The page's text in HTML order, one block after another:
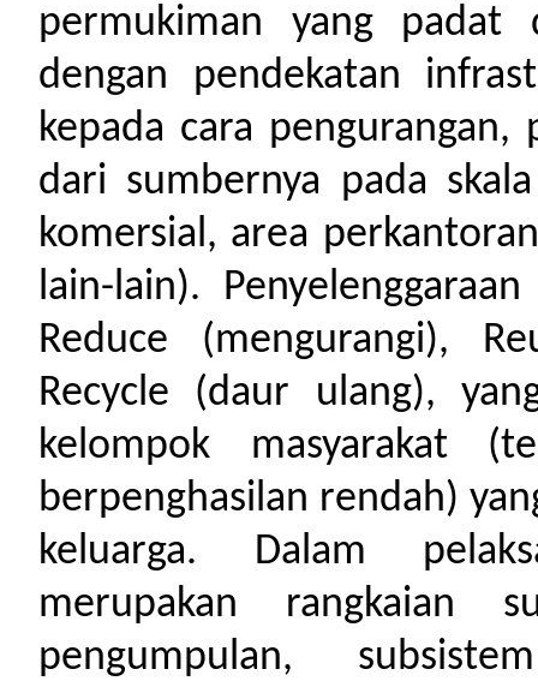
permukiman yang padat
dengan pendekatan
kepada cara
dari sumbernya pada
komersial, area
lain-lain).
Reduce (mengurangi),
Recycle (daur ulang),
kelompok masyarakat
berpenghasilan rendah)
keluarga. Dalam
merupakan rangkaian
pengumpulan,